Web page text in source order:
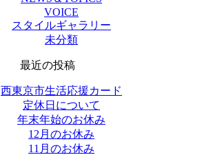
VOICE
スタイルギャラリー
未分類
最近の投稿
西東京市生活応援カード
定休日について
年末年始のお休み
12月のお休み
11月のお休み